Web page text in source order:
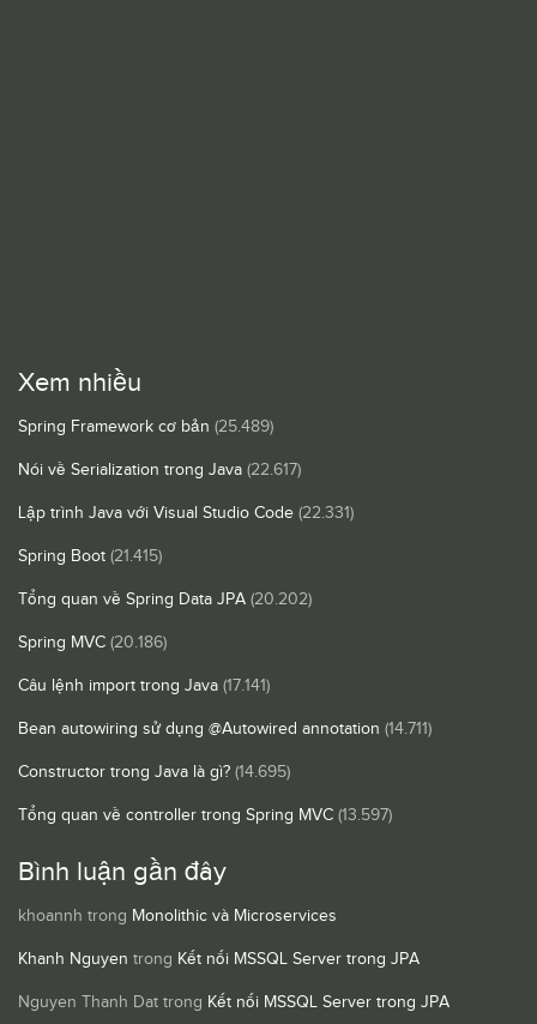
Xem nhiều
Spring Framework cơ bản (25.489)
Nói về Serialization trong Java (22.617)
Lập trình Java với Visual Studio Code (22.331)
Spring Boot (21.415)
Tổng quan về Spring Data JPA (20.202)
Spring MVC (20.186)
Câu lệnh import trong Java (17.141)
Bean autowiring sử dụng @Autowired annotation (14.711)
Constructor trong Java là gì? (14.695)
Tổng quan về controller trong Spring MVC (13.597)
Bình luận gần đây
khoannh trong Monolithic và Microservices
Khanh Nguyen trong Kết nối MSSQL Server trong JPA
Nguyen Thanh Dat trong Kết nối MSSQL Server trong JPA